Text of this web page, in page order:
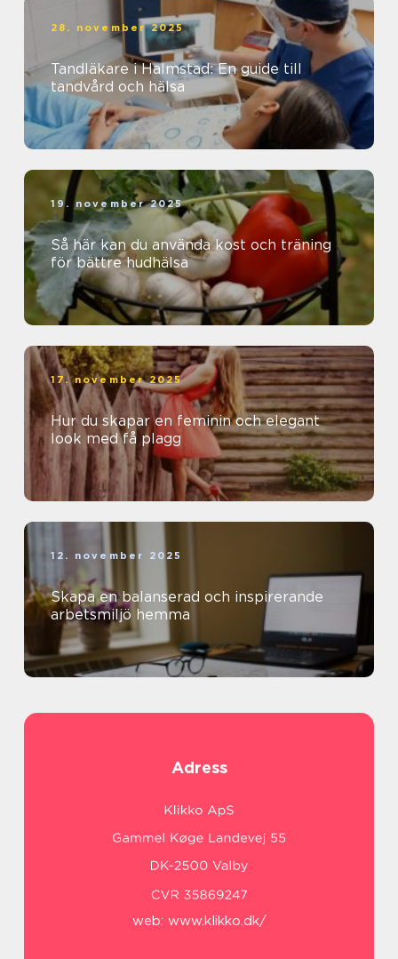
28. november 2025
Tandläkare i Halmstad: En guide till
tandvård och hälsa
19. november 2025
Så här kan du använda kost och träning
för bättre hudhälsa
17. november 2025
Hur du skapar en feminin och elegant
look med få plagg
12. november 2025
Skapa en balanserad och inspirerande
arbetsmiljö hemma
Adress
web: www.klikko.dk/